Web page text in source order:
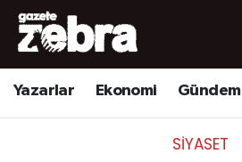
Yazarlar Ekonomi Gündem
SIYASET
Yazarlar
Ekonomi
Nöbetçi Eczaneler
Hava Durumu